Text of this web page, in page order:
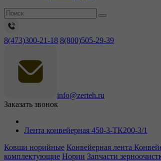
8(473)300-21-18 8(800)505-29-39
info@zerteh.ru
Заказать звонок
Лента конвейерная 450-3-ТК200-3/1
Ковши норийные Конвейерная лента
комплектующие Нории Запчасти